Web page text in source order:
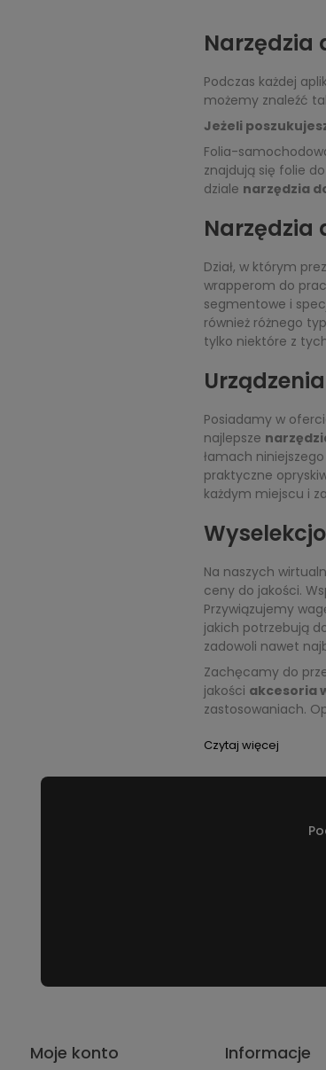
Narzędzia
Podczas każdej
możemy znaleźć
Jeżeli
Folia-
znajdują się folie
dziale narzędzia
Narzędzia
Dział, w którym
wrapperom do
segmentowe i
również różnego
tylko niektóre z
Posiadamy w
najlepsze
łamach
praktyczne
każdym miejscu i
Na naszych
ceny do jakości.
Przywiązujemy
jakich potrzebują
zadowoli nawet
Zachęcamy do
jakości akcesoria
zastosowaniach.
Czytaj więcej
Moje konto Informacje